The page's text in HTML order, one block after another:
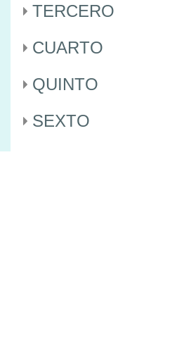
TERCERO
CUARTO
QUINTO
SEXTO